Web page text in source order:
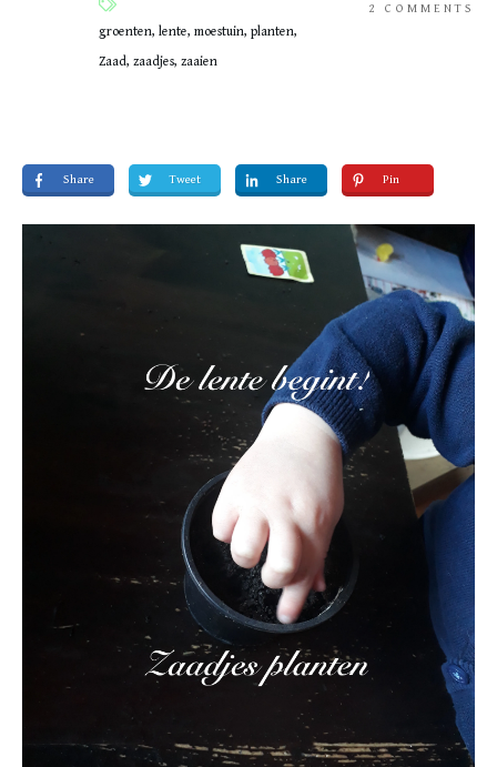
groenten, lente, moestuin, planten,
Zaad, zaadjes, zaaien
2 COMMENTS
Share Tweet Share Pin